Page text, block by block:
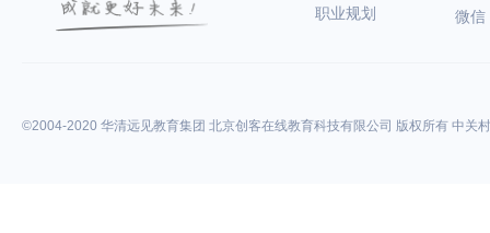
职业规划
微信
©2004-2020 华清远见教育集团 北京创客在线教育科技有限公司 版权所有 中关